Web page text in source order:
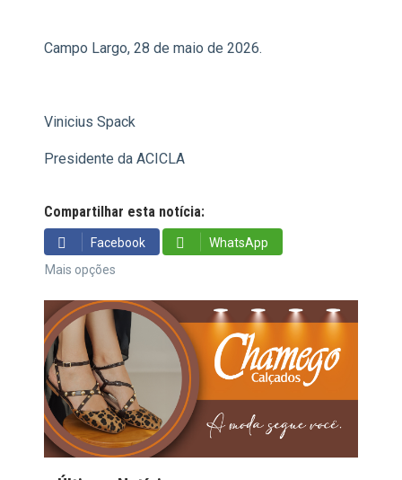
Campo Largo, 28 de maio de 2026.
Vinicius Spack
Presidente da ACICLA
Compartilhar esta notícia:
Facebook
WhatsApp
Mais opções